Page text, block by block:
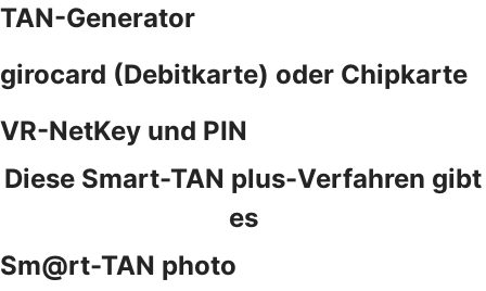
TAN-Generator
girocard (Debitkarte) oder Chipkarte
VR-NetKey und PIN
Diese Smart-TAN plus-Verfahren gibt
es
Sm@rt-TAN photo